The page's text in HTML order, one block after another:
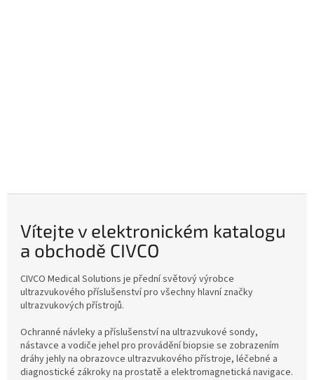
Vítejte v elektronickém katalogu
a obchodě CIVCO
CIVCO Medical Solutions je přední světový výrobce
ultrazvukového příslušenství pro všechny hlavní značky
ultrazvukových přístrojů.
Ochranné návleky a příslušenství na ultrazvukové sondy,
nástavce a vodiče jehel pro provádění biopsie se zobrazením
dráhy jehly na obrazovce ultrazvukového přístroje, léčebné a
diagnostické zákroky na prostatě a elektromagnetická navigace.